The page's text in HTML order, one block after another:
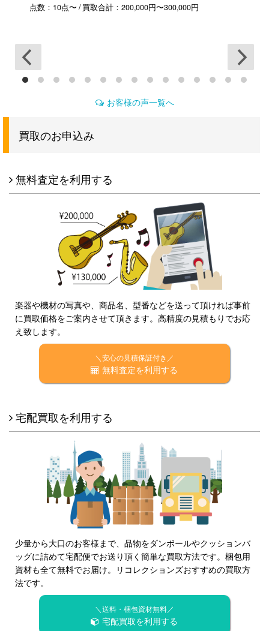
点数：10点〜 / 買取合計：200,000円〜300,000円
お客様の声一覧へ
買取のお申込み
無料査定を利用する
楽器や機材の写真や、商品名、型番などを送って頂ければ事前
に買取価格をご案内させて頂きます。高精度の見積もりでお応
え致します。
＼安心の見積保証付き／
無料査定を利用する
宅配買取を利用する
少量から大口のお客様まで、品物をダンボールやクッションバ
ッグに詰めて宅配便でお送り頂く簡単な買取方法です。梱包用
資材も全て無料でお届け。リコレクションズおすすめの買取方
法です。
＼送料・梱包資材無料／
宅配買取を利用する